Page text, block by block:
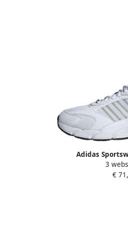
Adidas
CRAZYCHAOS
het ontwerp van de
3
€